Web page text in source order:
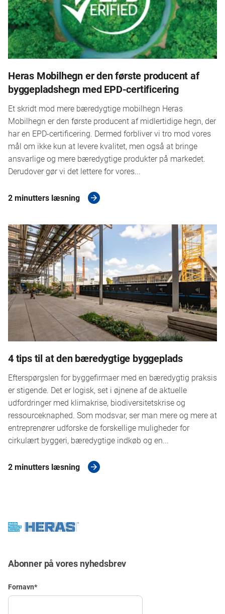
Heras Mobilhegn er den første producent af
byggepladshegn med EPD-certificering
Et skridt mod mere bæredygtige mobilhegn Heras
Mobilhegn er den første producent af midlertidige hegn, der
har en EPD-certificering. Dermed forbliver vi tro mod vores
mål om ikke kun at levere kvalitet, men også at bringe
ansvarlige og mere bæredygtige produkter på markedet.
Derudover gør vi det lettere for vores...
2 minutters læsning
4 tips til at den bæredygtige byggeplads
Efterspørgslen for byggefirmaer med en bæredygtig praksis
er stigende. Det er logisk, set i øjnene af de aktuelle
udfordringer med klimakrise, biodiversitetskrise og
ressourceknaphed. Som modsvar, ser man mere og mere at
entreprenører udforske de forskellige muligheder for
cirkulært byggeri, bæredygtige indkøb og en...
2 minutters læsning
Abonner på vores nyhedsbrev
Fornavn*